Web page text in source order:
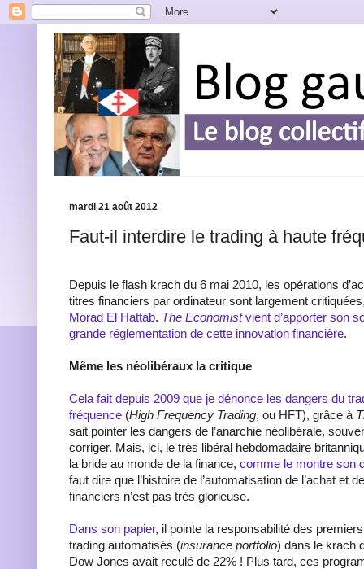
mardi 21 août 2012
Faut-il interdire le trading à haute
Depuis le flash krach du 6 mai 2010, les opérations
titres financiers par ordinateur sont largement
Morad El Hattab. The Economistvient d’apporter son
grande réglementation de cette innovation financière.
Même les néolibéraux la critique
Cela fait depuis 2009 que je dénonce les dangers du
fréquence (High Frequency Trading, ou HFT), grâce à
sait pointer les dangers de l’anarchie néolibérale,
corriger. Mais, ici, le très libéral hebdomadaire
la bride au monde de la finance, comme le montre son
faut dire que l’histoire de l’automatisation de l’achat et
financiers n’est pas très glorieuse.
Dans son papier, il pointe la responsabilité des
trading automatisés (insurance portfolio) dans le krach
Dow Jones avait reculé de 22% ! Plus tard, ces